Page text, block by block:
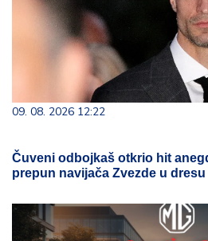
09. 08. 2026 12:22
Čuveni odbojkaš otkrio hit
prepun navijača Zvezde u dresu